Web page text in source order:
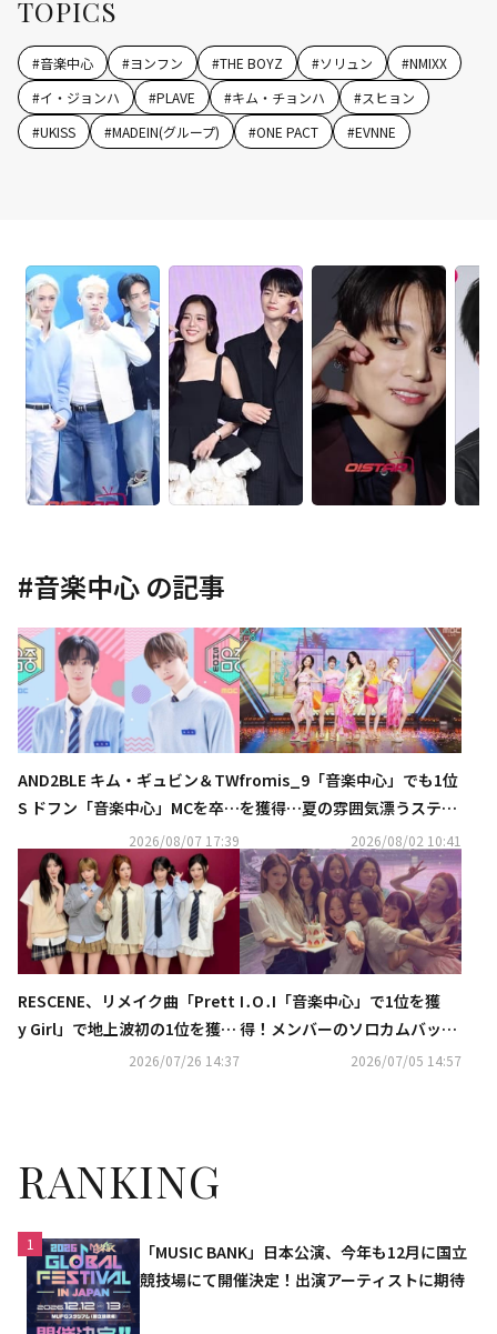
TOPICS
#音楽中心 #ヨンフン #THE BOYZ #ソリュン #NMIXX
#イ・ジョンハ #PLAVE #キム・チョンハ #スヒョン
#UKISS #MADEIN(グループ) #ONE PACT #EVNNE
#音楽中心 の記事
AND2BLE キム・ギュビン＆TW
S ドフン「音楽中心」MCを卒業
へ“支えてくれた皆さんに感謝”
2026/08/07 17:39
fromis_9「音楽中心」でも1位
を獲得…夏の雰囲気漂うステー
2026/08/02 10:41
RESCENE、リメイク曲「Prett
y Girl」で地上波初の1位を獲
得！音楽番組2冠に2026/07/26 14:37
I․O․I「音楽中心」で1位を獲
得！メンバーのソロカムバック
応援…記念ショットを公開
2026/07/05 14:57
RANKING
1
「MUSIC BANK」日本公演、今年も12月に国立
競技場にて開催決定！出演アーティストに期待